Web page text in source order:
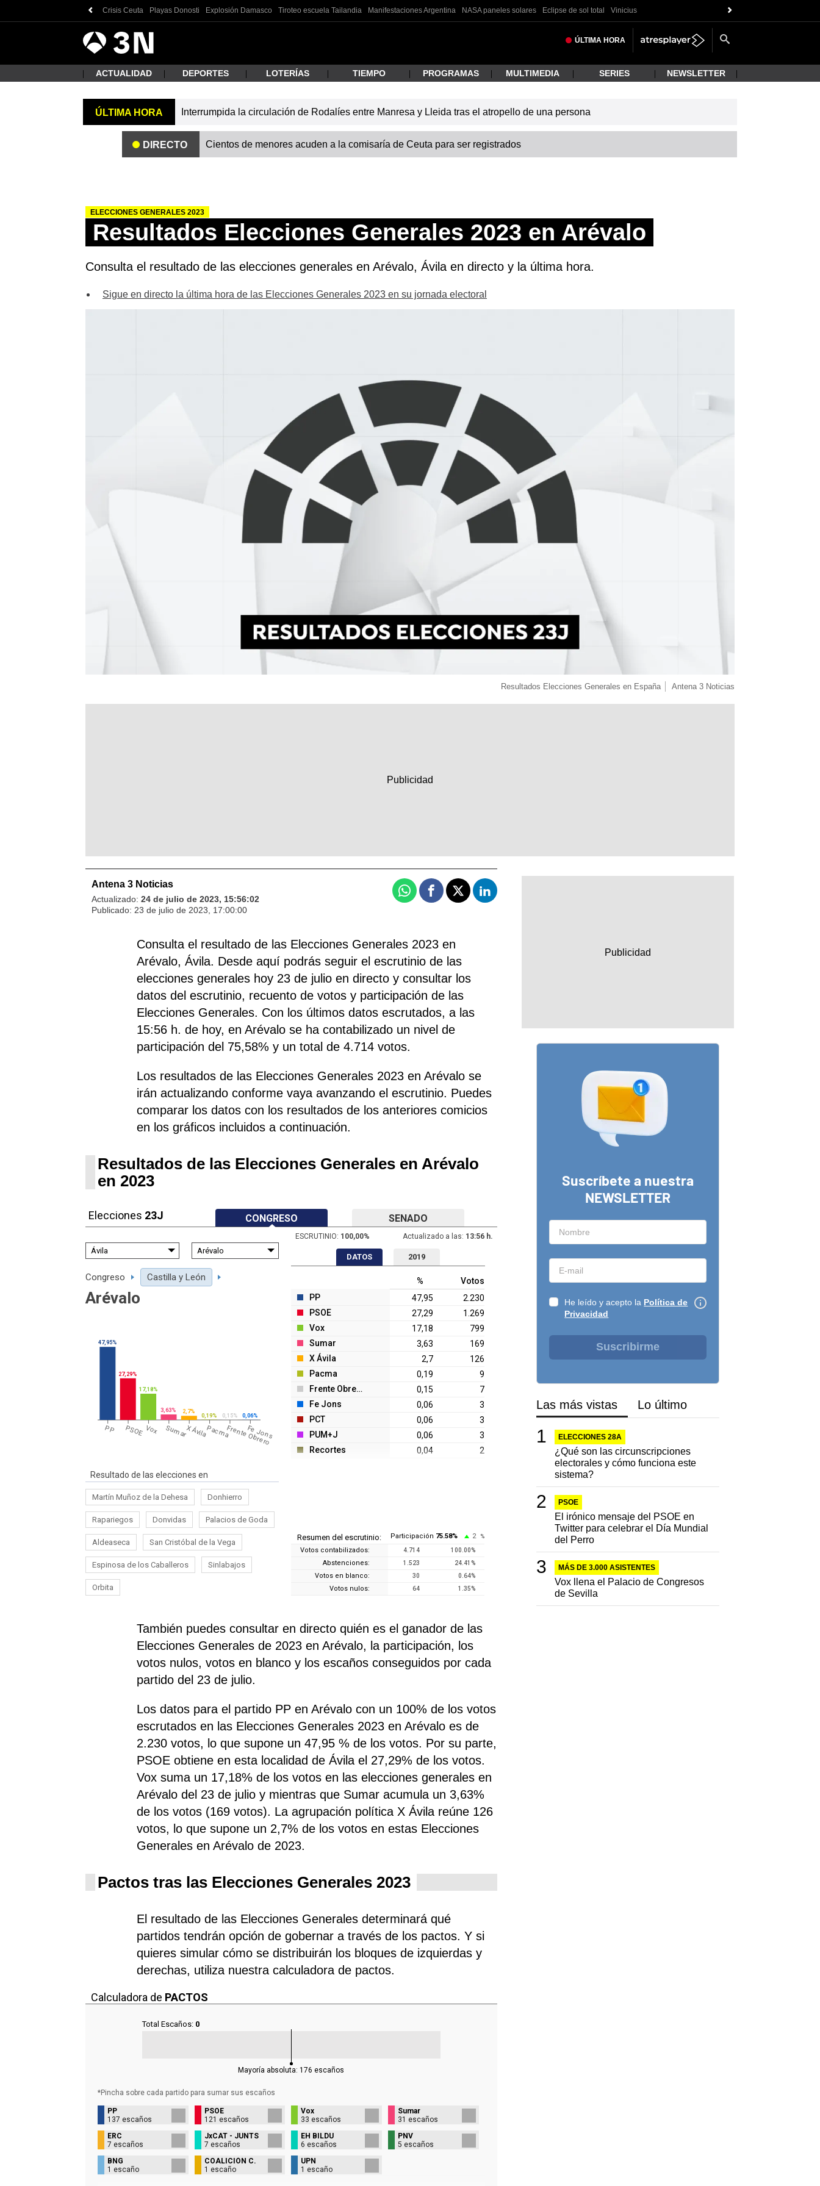
Crisis Ceuta Playas Donosti Explosión Damasco Tiroteo escuela Tailandia Manifestaciones Argentina NASA paneles solares Eclipse de sol total Vinicius
3
Noticias ÚLTIMA HORA
¿Qué estás buscando?
ACTUALIDAD DEPORTES LOTERÍAS TIEMPO PROGRAMAS MULTIMEDIA SERIES NEWSLETTER
ÚLTIMA HORA Interrumpida la circulación de Rodalíes entre Manresa y Lleida tras el atropello de una persona
DIRECTO Cientos de menores acuden a la comisaría de Ceuta para ser registrados
ELECCIONES GENERALES 2023
Resultados Elecciones Generales 2023 en Arévalo
Consulta el resultado de las elecciones generales en Arévalo, Ávila en directo y la última hora.
Sigue en directo la última hora de las Elecciones Generales 2023 en su jornada electoral
Resultados Elecciones Generales en España Antena 3 Noticias
Antena 3 Noticias
Actualizado: 24 de julio de 2023, 15:56:02
Publicado: 23 de julio de 2023, 17:00:00
WhatsappFacebook
X Linkedin
Consulta el resultado de las Elecciones Generales 2023 en
Arévalo, Ávila. Desde aquí podrás seguir el escrutinio de las
elecciones generales hoy 23 de julio en directo y consultar los
datos del escrutinio, recuento de votos y participación de las
Elecciones Generales. Con los últimos datos escrutados, a las
15:56 h. de hoy, en Arévalo se ha contabilizado un nivel de
participación del 75,58% y un total de 4.714 votos.
Los resultados de las Elecciones Generales 2023 en Arévalo se
irán actualizando conforme vaya avanzando el escrutinio. Puedes
comparar los datos con los resultados de los anteriores comicios
en los gráficos incluidos a continuación.
Resultados de las Elecciones Generales en Arévalo
en 2023
Elecciones 23J CONGRESO SENADO
ESCRUTINIO: 100,00% Actualizado a las: 13:56 h.
Congreso Castilla y León
Arévalo
PP PSOE Vox SumarX ÁvilaPacmaFrente Obrero
Fe Jons
47,95%
27,29%
17,18%
3,63% 2,7%
0,19% 0,15% 0,06%
Resultado de las elecciones en
Martín Muñoz de la Dehesa Donhierro
Rapariegos Donvidas Palacios de Goda
Aldeaseca San Cristóbal de la Vega
Espinosa de los Caballeros Sinlabajos
Orbita
DATOS 2019
%
Votos
PP
47,95
2.230
PSOE
27,29
1.269
Vox
17,18
799
Sumar
3,63
169
X Ávila
2,7
126
Pacma
0,19
9
Frente Obrero
0,15
7
Fe Jons
0,06
3
PCT
0,06
3
PUM+J
0,06
3
Recortes
0,04 2
Resumen del escrutinio: Participación 75.58% 2 %
Votos contabilizados: 4.714 100.00%
Abstenciones: 1.523 24.41 %
Votos en blanco: 30 0.64%
Votos nulos: 64 1.35%
También puedes consultar en directo quién es el ganador de las
Elecciones Generales de 2023 en Arévalo, la participación, los
votos nulos, votos en blanco y los escaños conseguidos por cada
partido del 23 de julio.
Los datos para el partido PP en Arévalo con un 100% de los votos
escrutados en las Elecciones Generales 2023 en Arévalo es de
2.230 votos, lo que supone un 47,95 % de los votos. Por su parte,
PSOEobtiene en esta localidad de Ávila el 27,29% de los votos.
Voxsuma un 17,18% de los votos en las elecciones generales en
Arévalo del 23 de julio y mientras que Sumaracumula un 3,63%
de los votos (169 votos). La agrupación política X Ávila reúne 126
votos, lo que supone un 2,7% de los votos en estas Elecciones
Generales en Arévalo de 2023.
Pactos tras las Elecciones Generales 2023
El resultado de las Elecciones Generales determinará qué
partidos tendrán opción de gobernar a través de los pactos. Y si
quieres simular cómo se distribuirán los bloques de izquierdas y
derechas, utiliza nuestra calculadora de pactos.
Calculadora de PACTOS
Total Escaños: 0
Mayoría absoluta:176 escaños
*Pincha sobre cada partido para sumar sus escaños
PP
137 escaños
PSOE
121 escaños
Vox
33 escaños
Sumar
31 escaños
ERC
7 escaños
JxCAT - JUNTS
7 escaños
EH BILDU
6 escaños
PNV
5 escaños
BNG
1 escaño
COALICIÓN C.
1 escaño
UPN
1 escaño
Suscríbete a nuestra
NEWSLETTER
He leído y acepto la Política de
Privacidad
Suscribirme
Las más vistas Lo último
ELECCIONES 28A
¿Qué son las circunscripciones
electorales y cómo funciona este
sistema?
PSOE
El irónico mensaje del PSOE en
Twitter para celebrar el Día Mundial
del Perro
MÁS DE 3.000 ASISTENTES
Vox llena el Palacio de Congresos
de Sevilla